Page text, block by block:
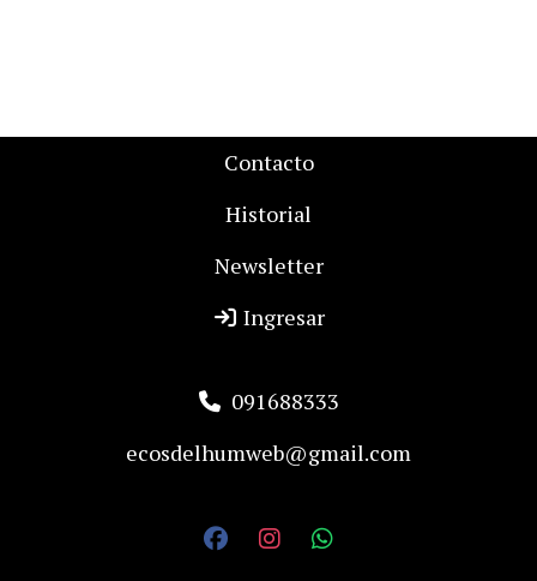
Contacto
Historial
Newsletter
Ingresar
091688333
ecosdelhumweb@gmail.com